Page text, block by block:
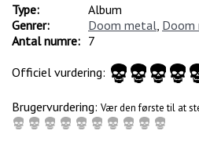
Type:
Album
Genrer:
Doom metal
Antal numre: 7
Officiel vurdering:
Brugervurdering: Vær den første til at